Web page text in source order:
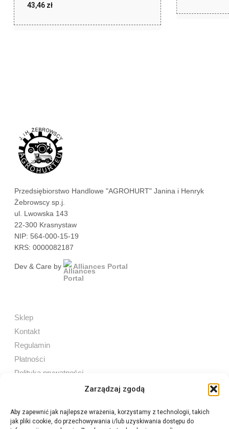
Zarządzaj zgodą
Aby zapewnić jak najlepsze wrażenia, korzystamy z technologii, takich
jak pliki cookie, do przechowywania i/lub uzyskiwania dostępu do
43,46 zł
cena cena
Przedsiębiorstwo Handlowe "AGROHURT" Janina i Henryk
Żebrowscy sp.j.
ul. Lwowska 143
22-300 Krasnystaw
NIP: 564-000-15-19
KRS: 0000082187
Dev & Care by Alliances Portal
Sklep
Kontakt
Regulamin
Płatności
Polityka prywatności
Sprzedaż internetowa